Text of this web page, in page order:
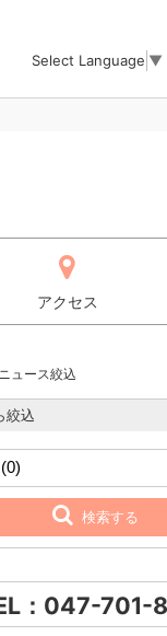
Select Language ▼
アクセス
ニュース絞込
絞込
検索する
：047-701-